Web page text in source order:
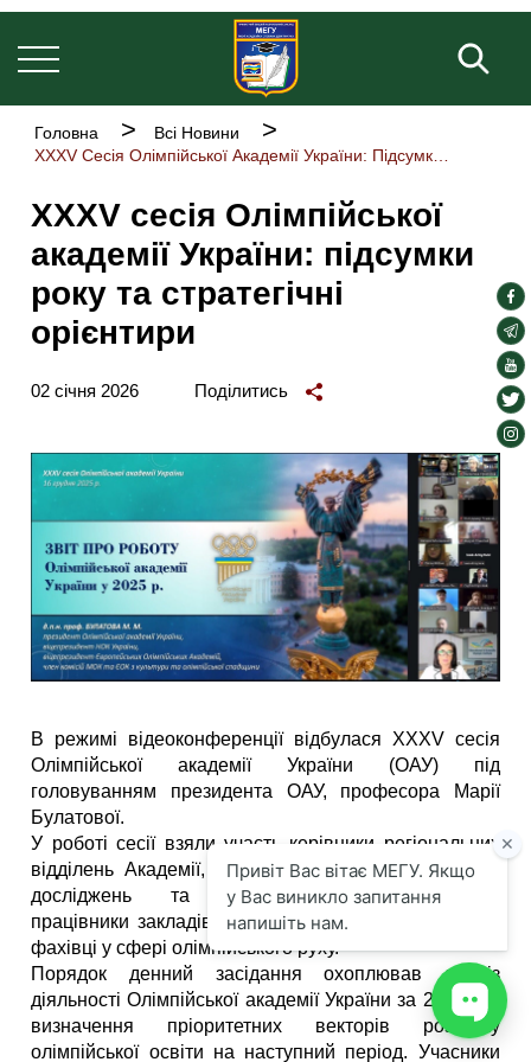
Перейти
до
основного
вмісту
Основна
Рядок
навіґації
Головна
Всі Новини
ХХХV сесія Олімпійської
академії України: підсумки
року та стратегічні
орієнтири
02 січня 2026 Поділитись
В режимі відеоконференції відбулася ХХХV сесія
Олімпійської академії України (ОАУ) під
головуванням президента ОАУ, професора Марії
Булатової.
У роботі сесії взяли участь керівники регіональних
відділень Академії, очільники центрів олімпійських
досліджень та освіти, науково-педагогічні
працівники закладів вищої освіти, а також провідні
фахівці у сфері олімпійського руху.
Порядок денний засідання охоплював аналіз
діяльності Олімпійської академії України за 2025 рік,
визначення пріоритетних векторів розвитку
олімпійської освіти на наступний період. Учасники